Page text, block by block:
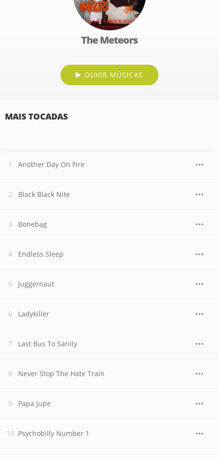
The Meteors
OUVIR MÚSICAS
MAIS TOCADAS
Another Day On Fire
Black Black Nite
Bonebag
Endless Sleep
Juggernaut
Ladykiller
Last Bus To Sanity
Never Stop The Hate Train
Papa Jupe
Psychobilly Number 1